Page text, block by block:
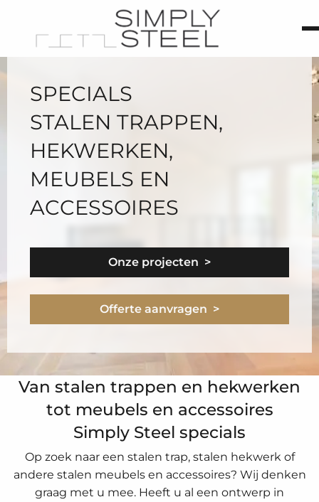
SPECIALS
STALEN TRAPPEN,
HEKWERKEN,
MEUBELS EN
ACCESSOIRES
Onze projecten >
Offerte aanvragen >
Van stalen trappen en hekwerken
tot meubels en accessoires
Simply Steel specials
Op zoek naar een stalen trap, stalen hekwerk of
andere stalen meubels en accessoires? Wij denken
graag met u mee. Heeft u al een ontwerp in